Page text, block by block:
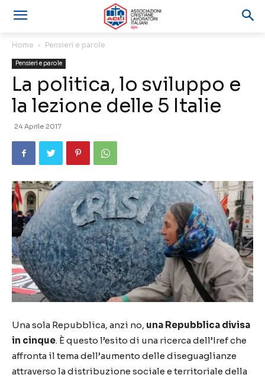
Home Pensieri e parole
Pensieri e parole
La politica, lo sviluppo e
la lezione delle 5 Italie
24 Aprile 2017
Una sola Repubblica, anzi no, una Repubblica divisa
in cinque. È questo l’esito di una ricerca dell’Iref che
affronta il tema dell’aumento delle diseguaglianze
attraverso la distribuzione sociale e territoriale della